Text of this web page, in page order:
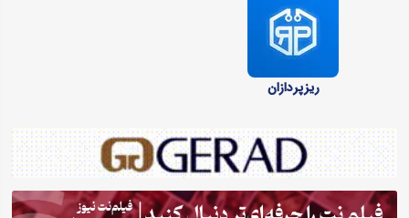
ریزپردازان